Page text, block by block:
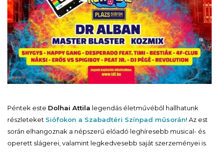
Péntek este Dolhai Attila legendás életművéből hallhatunk
részleteket Siófokon a Szabadtéri Színpad műsorán! Az est
során elhangoznak a népszerű előadó leghíresebb musical- és
operett slágerei, valamint legkedvesebb saját szerzeményei is.